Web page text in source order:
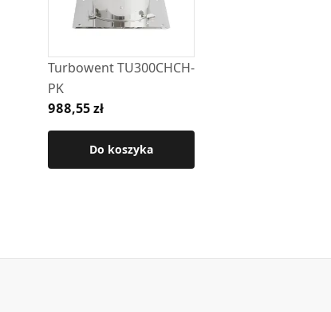
Turbowent TU300CHCH-
PK
988,55 zł
Do koszyka